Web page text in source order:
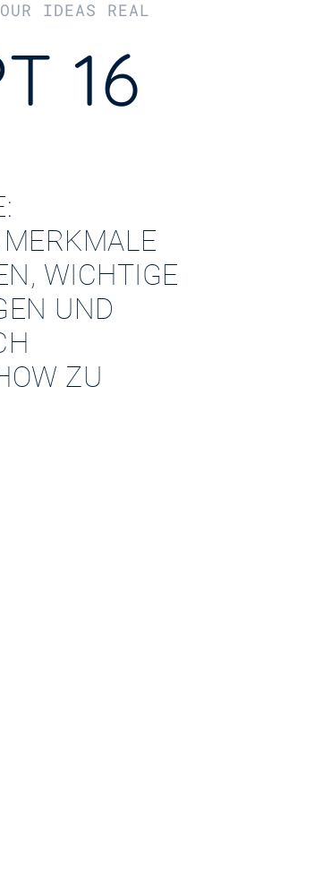
IDEAS REAL
16
WICHTIGE
UND
ZU